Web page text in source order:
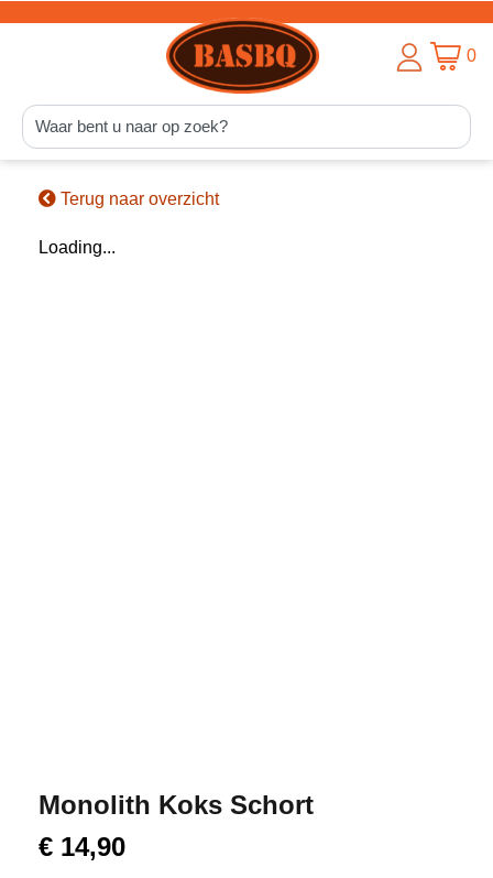
0
Terug naar overzicht
Loading...
Monolith Koks Schort
€ 14,90